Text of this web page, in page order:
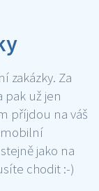
zakázky. Za
pak už jen
příjdou na váš
mobilní
jako na
chodit :-)